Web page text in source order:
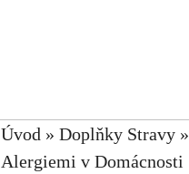
Úvod » Doplňky Stravy »
Alergiemi v Domácnosti